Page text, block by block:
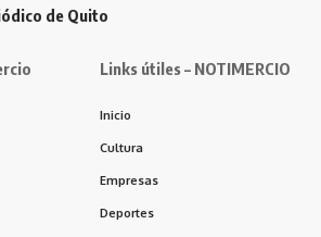
de Quito
Links útiles – NOTIMERCIO
Inicio
Cultura
Empresas
Deportes